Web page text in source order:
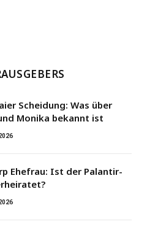
Scheidung: Was über
Monika bekannt ist
Ehefrau: Ist der Palantir-